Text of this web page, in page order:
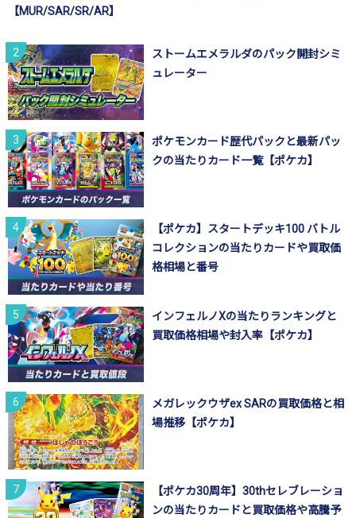
【MUR/SAR/SR/AR】
ストームエメラルダのパック開封シミ
ュレーター
ポケモンカード歴代パックと最新パッ
クの当たりカード一覧【ポケカ】
【ポケカ】スタートデッキ100 バトル
コレクションの当たりカードや買取価
格相場と番号
インフェルノXの当たりランキングと
買取価格相場や封入率【ポケカ】
メガレックウザex SARの買取価格と相
場推移【ポケカ】
【ポケカ30周年】30thセレブレーショ
ンの当たりカードと買取価格や高騰予